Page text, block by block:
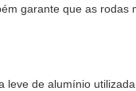
garante que as
de alumínio